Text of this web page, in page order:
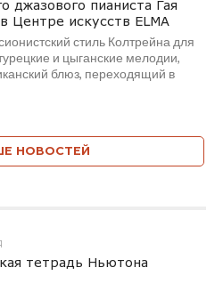
джазового пианиста Гая
Центре искусств ELMA
стиль Колтрейна для
и цыганские мелодии,
блюз, переходящий в
НОВОСТЕЙ
тетрадь Ньютона